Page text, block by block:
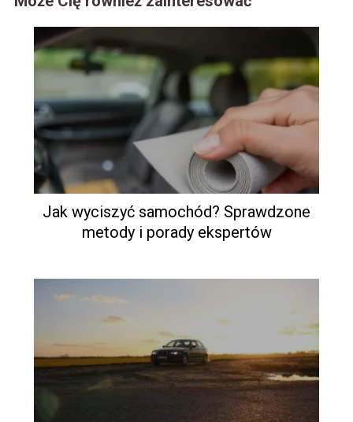
Jak wyciszyć samochód? Sprawdzone
metody i porady ekspertów